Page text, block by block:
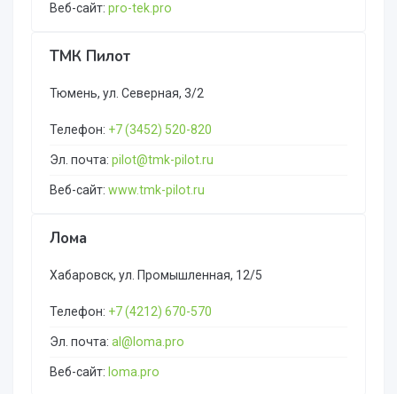
Веб-сайт: pro-tek.pro
ТМК Пилот
Тюмень, ул. Северная, 3/2
Телефон: +7 (3452) 520-820
Эл. почта: pilot@tmk-pilot.ru
Веб-сайт: www.tmk-pilot.ru
Лома
Хабаровск, ул. Промышленная, 12/5
Телефон: +7 (4212) 670-570
Эл. почта: al@loma.pro
Веб-сайт: loma.pro